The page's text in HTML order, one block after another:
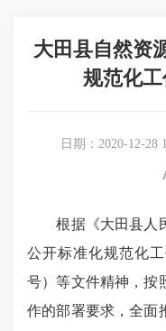
大田县自然资
规范化
日期：2020-12-28
根据《大田县人
公开标准化规范化
号）等文件精神，按
作的部署要求，全面